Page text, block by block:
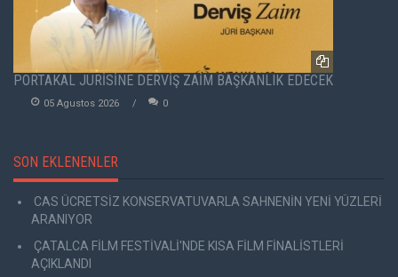
PORTAKAL JÜRİSİNE DERVİŞ ZAİM BAŞKANLIK EDECEK
05 Agustos 2026 0
SON EKLENENLER
CAS ÜCRETSİZ KONSERVATUVARLA SAHNENİN YENİ YÜZLERİ
ARANIYOR
ÇATALCA FİLM FESTİVALİ'NDE KISA FİLM FİNALİSTLERİ
AÇIKLANDI